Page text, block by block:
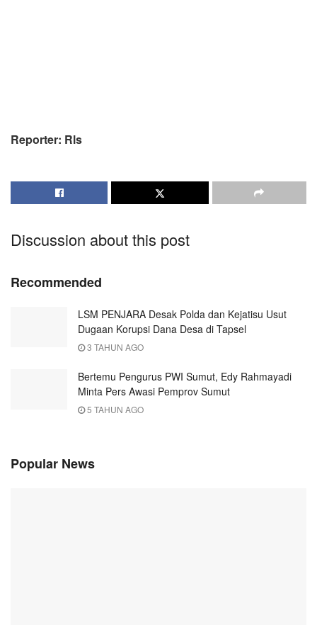
Reporter: Rls
Discussion about this post
Recommended
LSM PENJARA Desak Polda dan Kejatisu Usut
Dugaan Korupsi Dana Desa di Tapsel
3 TAHUN AGO
Bertemu Pengurus PWI Sumut, Edy Rahmayadi
Minta Pers Awasi Pemprov Sumut
5 TAHUN AGO
Popular News